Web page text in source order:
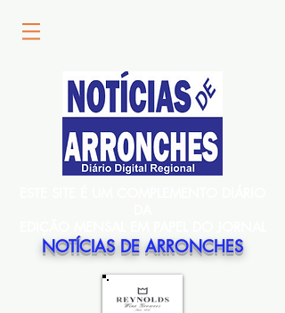
NOTÍCIAS DE ARRONCHES